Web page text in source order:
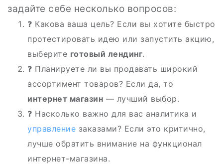
задайте себе несколько вопросов:
❓ Какова ваша цель? Если вы хотите быстро
протестировать идею или запустить акцию,
выберите готовый лендинг.
❓ Планируете ли вы продавать широкий
ассортимент товаров? Если да, то
интернет магазин — лучший выбор.
❓ Насколько важно для вас аналитика и
управление заказами? Если это критично,
лучше обратить внимание на функционал
интернет-магазина.